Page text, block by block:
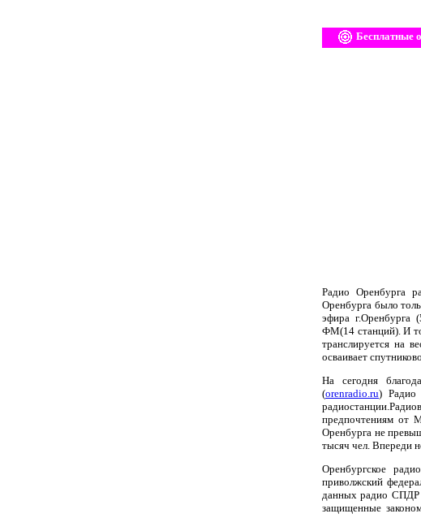
Бесплатные
Радио Оренбурга
Оренбурга было
эфира г.Оренбурга
ФМ(14 станций). И
транслируется на
осваивает
На сегодня
(orenradio.ru) Радио
предпочтениям от
Оренбурга не
тысяч чел. Впереди
Оренбургское
приволжский
данных радио СПДР
защищенные